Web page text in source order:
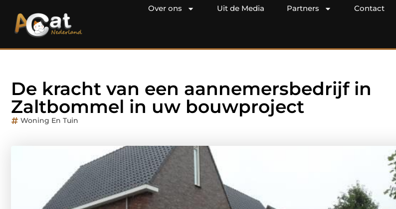
Over ons Uit de Media Partners Contact
De kracht van een aannemersbedrijf in
Zaltbommel in uw bouwproject
Woning En Tuin